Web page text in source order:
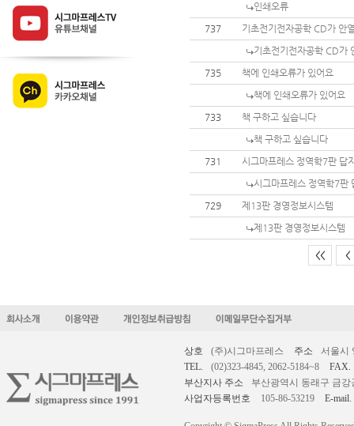
인쇄오류
737
기초전기전자공학 CD가 안
기초전기전자공학 CD가
735
책에 인쇄오류가 있어요
책에 인쇄오류가 있어요
733
책 구하고 싶습니다
책 구하고 싶습니다
731
시그마프레스 정역학7판 답
시그마프레스 정역학7판
729
제13판 경영정보시스템
제13판 경영정보시스템
<< <
상호 (주)시그마프레스 주소
서울시
TEL.
(02)323-4845, 2062-5184~8
FAX.
부산지사 주소
부산광역시 동래구 금강
사업자등록번호
105-86-53219 E-mail.